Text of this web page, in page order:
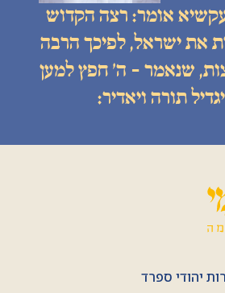
עקשיא אומר: רצה הקדוש
את ישראל, לפיכך הרבה
שנאמר - ה׳ חפץ למען
תורה ויאדיר:
יהודי ספרד